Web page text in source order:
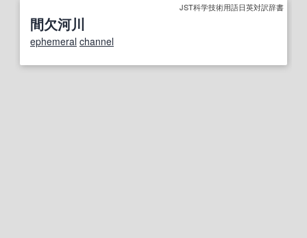
JST科学技術用語日英対訳辞書
間欠河川
ephemeral channel